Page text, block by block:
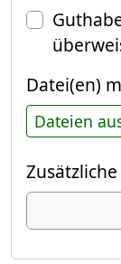
Datei(en)
Dateien